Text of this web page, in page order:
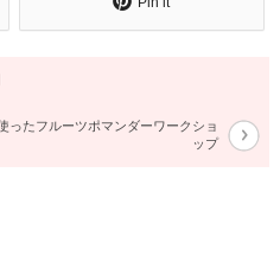
ったフルーツポマンダーワークショ
ップ